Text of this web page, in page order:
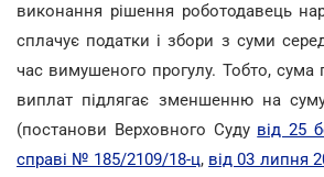
виконання рішення роботодавець
сплачує податки і збори з суми
час вимушеного прогулу. Тобто, сума
виплат підлягає зменшенню на суму
(постанови Верховного Суду від 25
справі № 185/2109/18-ц, від 03 липня